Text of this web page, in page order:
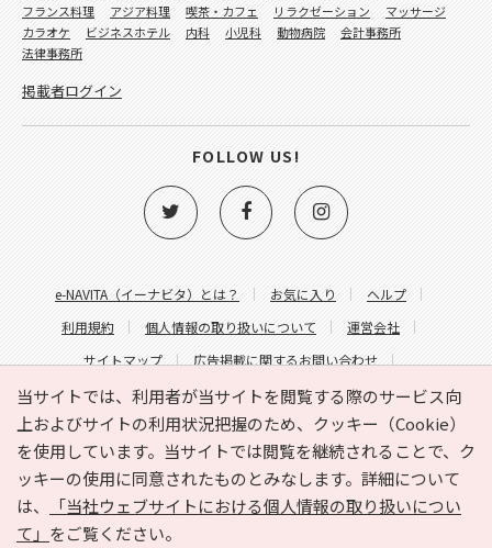
当サイトでは、利用者が当サイトを閲覧する際のサービス向
上およびサイトの利用状況把握のため、クッキー（Cookie）
を使用しています。当サイトでは閲覧を継続されることで、ク
ッキーの使用に同意されたものとみなします。詳細について
は、
「当社ウェブサイトにおける個人情報の取り扱いについ
て」 をご覧ください。
e-NAVITA（イーナビタ）とは？ お気に入り
ヘルプ
利用規約
個人情報の取り扱いについて
運営会社
サイトマップ
広告掲載に関するお問い合わせ
サイトの内容に関するお問い合わせ
フランス料理
アジア料理 喫茶・カフェ リラクゼーション
マッサージ
カラオケ
ビジネスホテル 内科 小児科 動物病院
会計事務所
法律事務所
掲載者ログイン
FOLLOW US!
Copyright © HYOJITO.Co.,Ltd. All Rights Reserved.